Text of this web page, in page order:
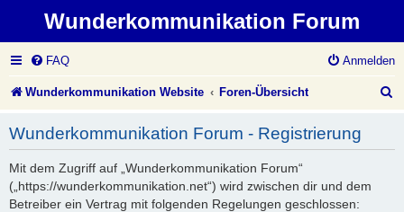
Wunderkommunikation Forum
FAQ Anmelden
Wunderkommunikation Website Foren-Übersicht
Wunderkommunikation Forum - Registrierung
Mit dem Zugriff auf „Wunderkommunikation Forum“
(„https://wunderkommunikation.net“) wird zwischen dir und dem
Betreiber ein Vertrag mit folgenden Regelungen geschlossen: